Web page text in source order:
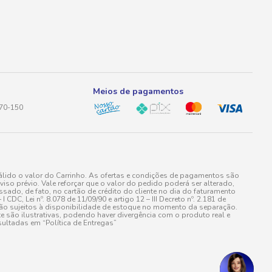
150
Meios de pagamentos
o valor do Carrinho. As ofertas e condições de pagamentos são
prévio. Vale reforçar que o valor do pedido poderá ser alterado,
de fato, no cartão de crédito do cliente no dia do faturamento
Lei nº. 8.078 de 11/09/90 e artigo 12 – III Decreto nº. 2.181 de
sujeitos à disponibilidade de estoque no momento da separação.
ilustrativas, podendo haver divergência com o produto real e
em “Política de Entregas”